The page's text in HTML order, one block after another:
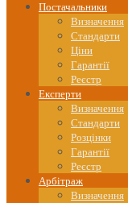
Постачальники
Визначення
Стандарти
Ціни
Гарантії
Реєстр
Експерти
Визначення
Стандарти
Розцінки
Гарантії
Реєстр
Арбітраж
Визначення